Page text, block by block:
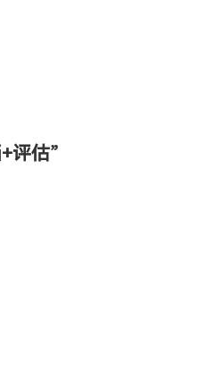
评估”